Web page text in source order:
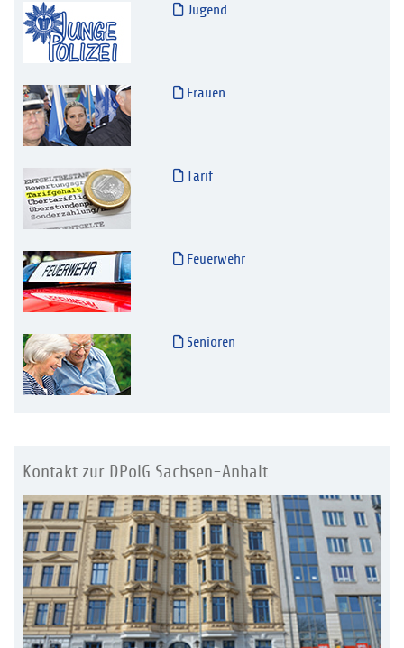
Jugend
Frauen
Tarif
Feuerwehr
Senioren
Kontakt zur DPolG Sachsen-Anhalt